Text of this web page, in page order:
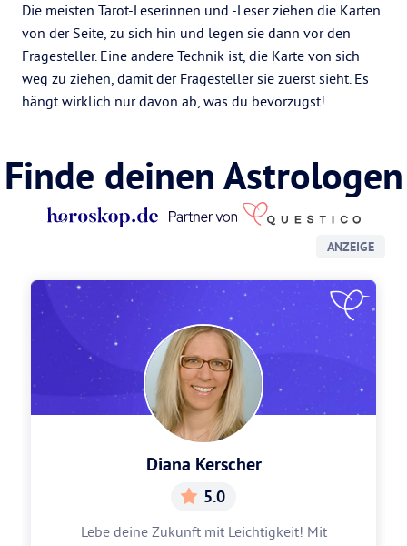
Die meisten Tarot-Leserinnen und -Leser ziehen die Karten
von der Seite, zu sich hin und legen sie dann vor den
Fragesteller. Eine andere Technik ist, die Karte von sich
weg zu ziehen, damit der Fragesteller sie zuerst sieht. Es
hängt wirklich nur davon ab, was du bevorzugst!
Finde deinen Astrologen
ANZEIGE
Diana Kerscher
5.0
Lebe deine Zukunft mit Leichtigkeit! Mit